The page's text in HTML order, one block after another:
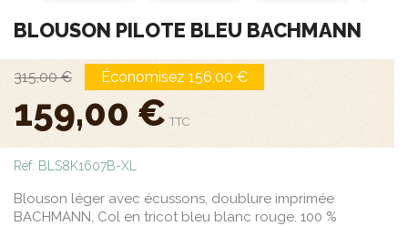
BLOUSON PILOTE BLEU BACHMANN
315,00 € Économisez 156,00 €
159,00 € TTC
Réf: BLS8K1607B-XL
Blouson léger avec écussons, doublure imprimée
BACHMANN, Col en tricot bleu blanc rouge. 100 %